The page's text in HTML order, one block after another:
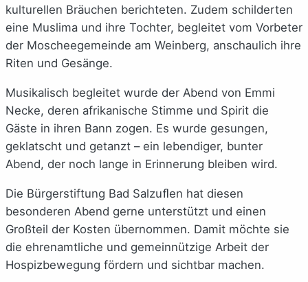
kulturellen Bräuchen berichteten. Zudem schilderten
eine Muslima und ihre Tochter, begleitet vom Vorbeter
der Moscheegemeinde am Weinberg, anschaulich ihre
Riten und Gesänge.
Musikalisch begleitet wurde der Abend von Emmi
Necke, deren afrikanische Stimme und Spirit die
Gäste in ihren Bann zogen. Es wurde gesungen,
geklatscht und getanzt – ein lebendiger, bunter
Abend, der noch lange in Erinnerung bleiben wird.
Die Bürgerstiftung Bad Salzuﬂen hat diesen
besonderen Abend gerne unterstützt und einen
Großteil der Kosten übernommen. Damit möchte sie
die ehrenamtliche und gemeinnützige Arbeit der
Hospizbewegung fördern und sichtbar machen.